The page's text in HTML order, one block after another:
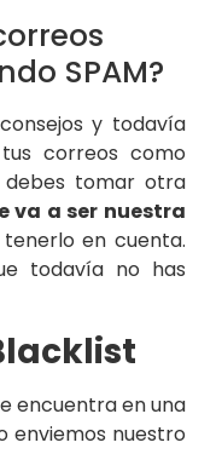
SPAM?
y todavía
correos como
debes tomar otra
va a ser nuestra
en cuenta.
todavía no has
encuentra en una
enviemos nuestro